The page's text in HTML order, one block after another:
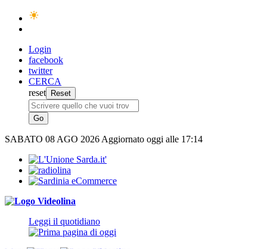
Login
facebook
twitter
CERCA
reset
SABATO 08 AGO 2026 Aggiornato oggi alle 17:14
Leggi il quotidiano